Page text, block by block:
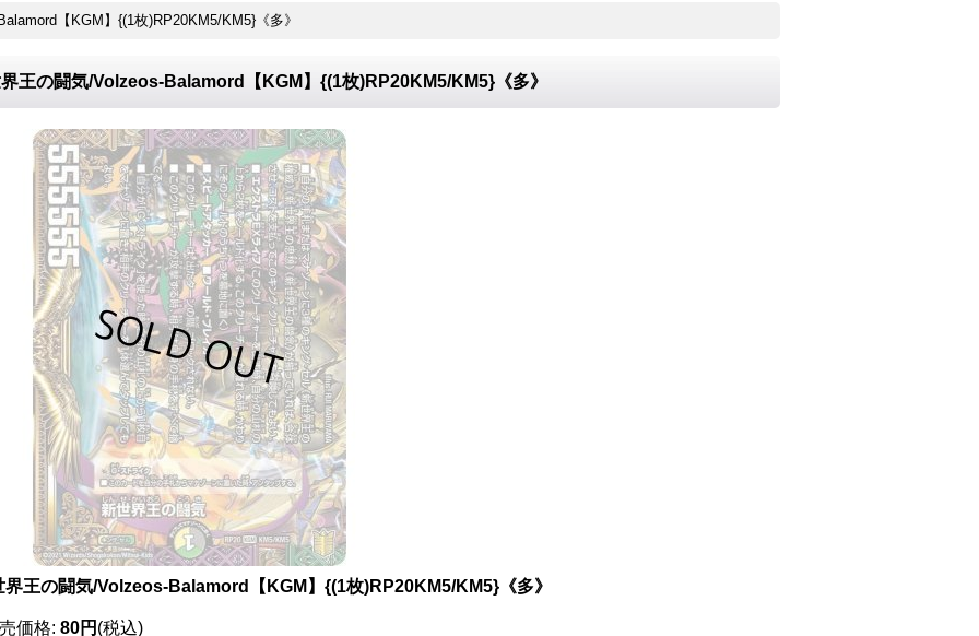
【KGM】{(1枚)RP20KM5/KM5}《多》
王の闘気/Volzeos-Balamord【KGM】{(1枚)RP20KM5/KM5}《多》
界王の闘気/Volzeos-Balamord【KGM】{(1枚)RP20KM5/KM5}《多》
価格: 80円 (税込)